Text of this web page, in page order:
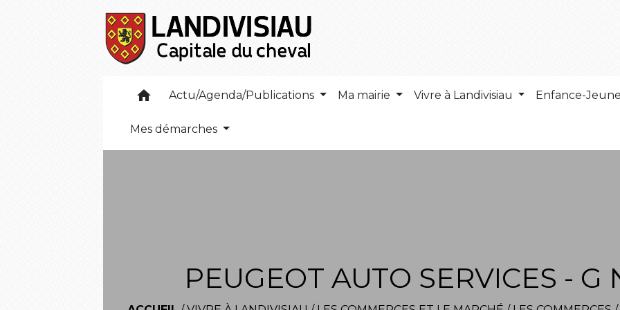
home Actu/Agenda/Publications Ma mairie Vivre à Landivisiau Enfance-
Mes démarches
PEUGEOT AUTO SERVICES - G